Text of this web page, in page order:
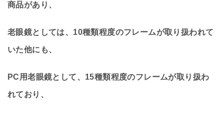
商品があり、
老眼鏡としては、10種類程度のフレームが取り扱われて
いた他にも、
PC用老眼鏡として、15種類程度のフレームが取り扱わ
れており、